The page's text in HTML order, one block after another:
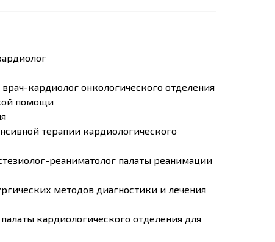
кардиолог онкологического отделения
помощи
терапии кардиологического
реаниматолог палаты реанимации
методов диагностики и лечения
кардиологического отделения для